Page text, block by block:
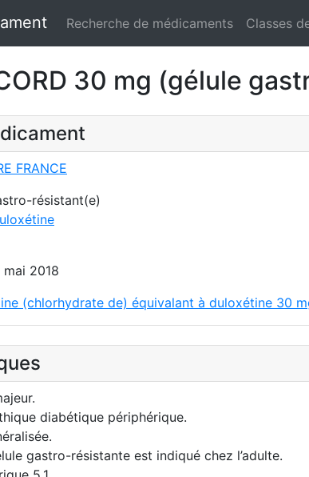
Recherche de médicaments Classes
30 mg (gélule
FRANCE
résistant(e)
2018
(chlorhydrate de) équivalant à duloxétine 30
diabétique périphérique.
gastro-résistante est indiqué chez l’adulte.